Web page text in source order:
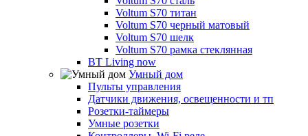
Voltum S70 титан
Voltum S70 черный матовый
Voltum S70 шелк
Voltum S70 рамка стеклянная
BT Living now
Умный дом
Пульты управления
Датчики движения, освещенности и тп
Розетки-таймеры
Умные розетки